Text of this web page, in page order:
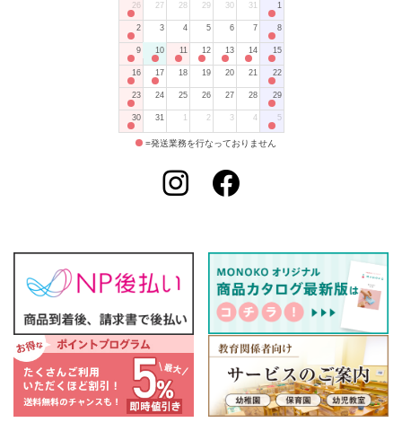
26
27 28 29 30 31 1
2 3 4 5 6 7 8
9 10 11 12 13 14 15
16 17 18 19 20 21 22
23 24 25 26 27 28 29
30 31 1 2 3 4 5
=発送業務を行なっておりません